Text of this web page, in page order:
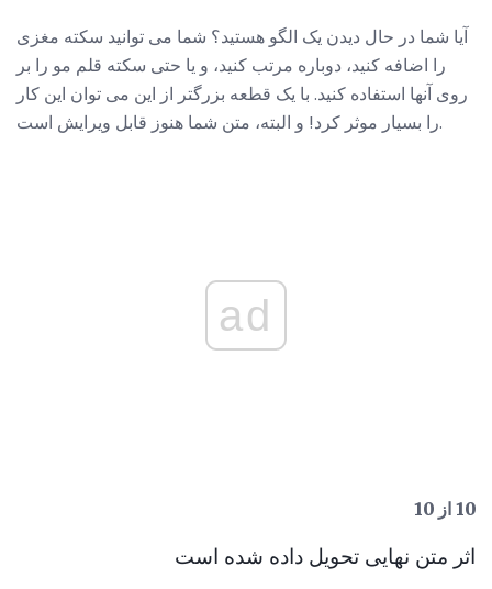
آیا شما در حال دیدن یک الگو هستید؟ شما می توانید سکته مغزی
را اضافه کنید، دوباره مرتب کنید، و یا حتی سکته قلم مو را بر
روی آنها استفاده کنید. با یک قطعه بزرگتر از این می توان این کار
را بسیار موثر کرد! و البته، متن شما هنوز قابل ویرایش است.
ad
10 از 10
اثر متن نهایی تحویل داده شده است